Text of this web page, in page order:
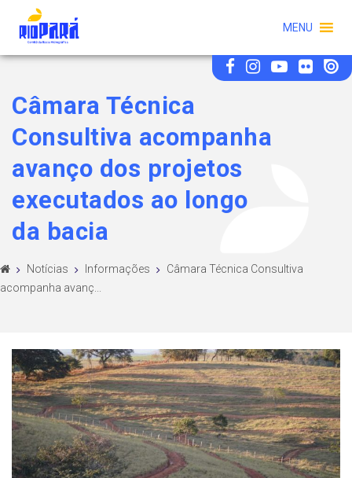
MENU
Câmara Técnica
Consultiva acompanha
avanço dos projetos
executados ao longo
da bacia
Notícias Informações
Câmara Técnica Consultiva
acompanha avanç...